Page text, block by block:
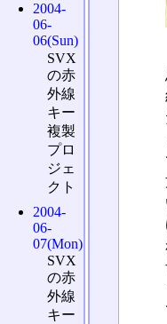
2004-
06-
06(Sun)
SVX
の赤
外線
キー
複製
プロ
ジェ
クト
2004-
06-
07(Mon)
SVX
の赤
外線
キー